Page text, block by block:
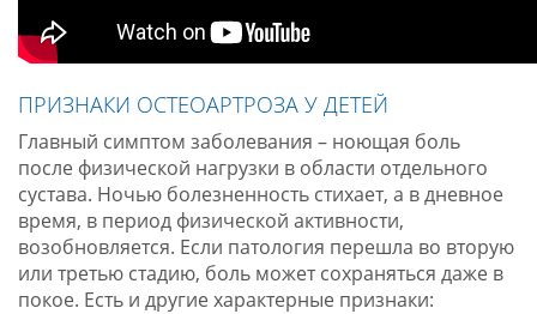
ПРИЗНАКИ ОСТЕОАРТРОЗА У ДЕТЕЙ
Главный симптом заболевания – ноющая боль
после физической нагрузки в области отдельного
сустава. Ночью болезненность стихает, а в дневное
время, в период физической активности,
возобновляется. Если патология перешла во вторую
или третью стадию, боль может сохраняться даже в
покое. Есть и другие характерные признаки: